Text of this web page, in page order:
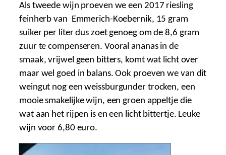
Als tweede wijn proeven we een 2017 riesling
feinherb van Emmerich-Koebernik, 15 gram
suiker per liter dus zoet genoeg om de 8,6 gram
zuur te compenseren. Vooral ananas in de
smaak, vrijwel geen bitters, komt wat licht over
maar wel goed in balans. Ook proeven we van dit
weingut nog een weissburgunder trocken, een
mooie smakelijke wijn, een groen appeltje die
wat aan het rijpen is en een licht bittertje. Leuke
wijn voor 6,80 euro.